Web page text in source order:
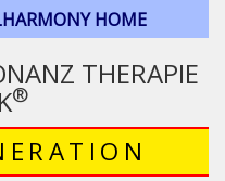
HOME
THERAPIE
®